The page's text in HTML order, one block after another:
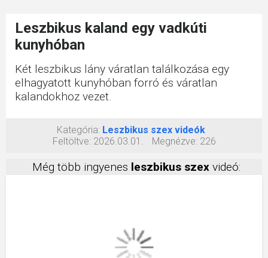
Leszbikus kaland egy vadkúti
kunyhóban
Két leszbikus lány váratlan találkozása egy
elhagyatott kunyhóban forró és váratlan
kalandokhoz vezet.
Kategória: Leszbikus szex videók
Feltöltve: 2026.03.01. Megnézve: 226
Még több ingyenes leszbikus szex videó: